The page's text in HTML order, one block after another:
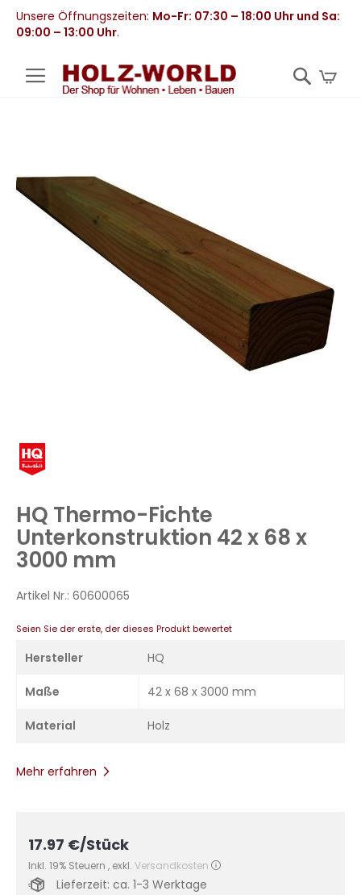
Unsere Öffnungszeiten: Mo-Fr: 07:30 – 18:00 Uhr und Sa:
09:00 – 13:00 Uhr.
springen
Zum
Anfang
springen
HQ Thermo-Fichte
Unterkonstruktion 42 x 68 x
3000 mm
Artikel Nr.: 60600065
Seien Sie der erste, der dieses Produkt bewertet
Hersteller HQ
Maße 42 x 68 x 3000 mm
Material Holz
Mehr erfahren
17.97 €/Stück
Inkl. 19% Steuern , exkl. Versandkosten
Lieferzeit: ca. 1-3 Werktage